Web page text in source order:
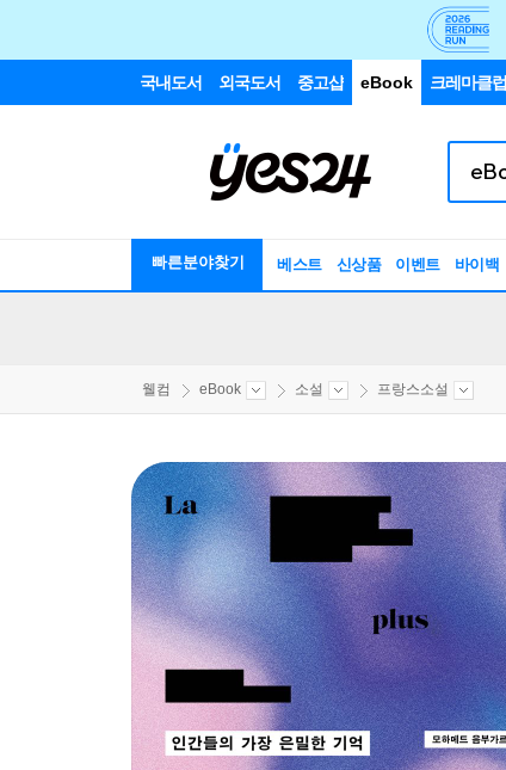
국내도서 외국도서 중고샵 eBook 크레마클럽
빠른분야찾기 베스트 신상품 이벤트 바이백
웰컴 eBook 소설 프랑스소설